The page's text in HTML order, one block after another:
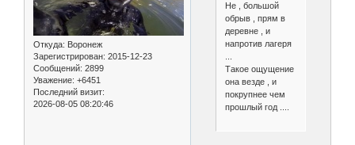
Откуда: Воронеж
Зарегистрирован: 2015-12-23
Сообщений: 2899
Уважение: +6451
Последний визит:
2026-08-05 08:20:46
Не , большой
обрыв , прям в
деревне , и
напротив лагеря
Такое ощущение
она везде , и
покрупнее чем
прошлый год ....